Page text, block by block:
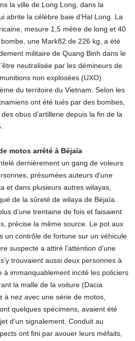
la ville de Long Long, dans la
abrite la célèbre baie d’Hal Long. La
mesure 1,5 mètre de long et 40
une Mark82 de 226 kg, a été
militaire de Quang Binh dans le
neutralisée par les démineurs de
non explosées (UXO)
du territoire du Vietnam. Selon les
ont été tués par des bombes,
obus d’artillerie depuis la fin de la
motos arrêté à Béjaïa
dernièrement un gang de voleurs
présumées auteurs d’une
et dans plusieurs autres wilayas,
de la sûreté de wilaya de Béjaïa.
d’une trentaine de fois et faisaient
précise la même source. Le pot aux
un contrôle de fortune sur un véhicule
suspecte a attiré l’attention d’une
trouvaient aussi deux personnes à
à immanquablement incité les policiers
la malle de la voiture (Dacia
à nez avec une série de motos,
quelques spécimens, avaient été
d’un signalement. Conduit au
ont fini par avouer leurs méfaits,